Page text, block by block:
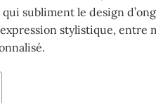
subliment le design
stylistique, entre